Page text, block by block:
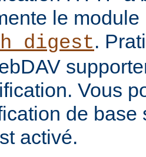
le module
.
Vous
de base
activé.